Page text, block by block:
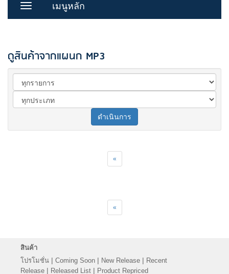
Toggle
เมนูหลัก
ดูสินค้าจากแผนก MP3
ดำเนินการ
«
«
สินค้า
โปรโมชั่น | Coming Soon | New Release | Recent
Release | Released List | Product Repriced